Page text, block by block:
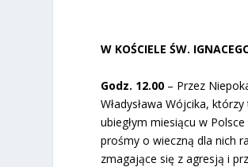
W KOŚCIELE ŚW.
Godz. 12.00 – Przez
Władysława Wójcika,
ubiegłym miesiącu w
prośmy o wieczną dla nich
zmagające się z agresją i